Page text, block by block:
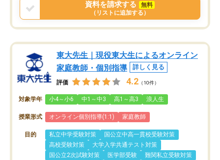
資料を請求する
無料
（リストに追加する）
東大先生｜現役東大生によるオンライン
家庭教師・個別指導
詳しく見る
評価 4.2 （10件）
対象学年 小4～小6 中1～中3 高1～高3 浪人生
授業形式 オンライン個別指導(1:1) 家庭教師
目的 私立中学受験対策
国公立中高一貫校受験対策
高校受験対策
大学入学共通テスト対策
国公立2次試験対策
医学部受験
難関私立受験対策